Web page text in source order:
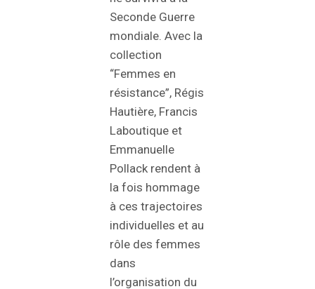
Seconde Guerre
mondiale. Avec la
collection
“Femmes en
résistance”, Régis
Hautière, Francis
Laboutique et
Emmanuelle
Pollack rendent à
la fois hommage
à ces trajectoires
individuelles et au
rôle des femmes
dans
l’organisation du